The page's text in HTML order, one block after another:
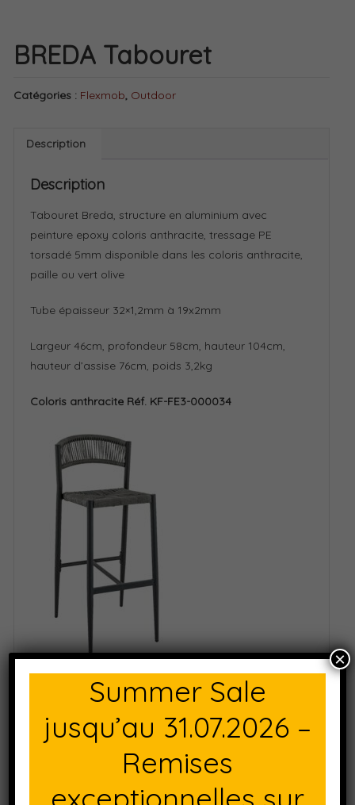
BREDA Tabouret
Catégories : Flexmob, Outdoor
Description
Description
Tabouret Breda, structure en aluminium avec
peinture epoxy coloris anthracite, tressage PE
torsadé 5mm disponible dans les coloris anthracite,
paille ou vert olive
Tube épaisseur 32×1,2mm à 19x2mm
Largeur 46cm, profondeur 58cm, hauteur 104cm,
hauteur d’assise 76cm, poids 3,2kg
Coloris anthracite Réf. KF-FE3-000034
Summer Sale
jusqu’au 31.07.2026 –
Remises
exceptionnelles sur
×